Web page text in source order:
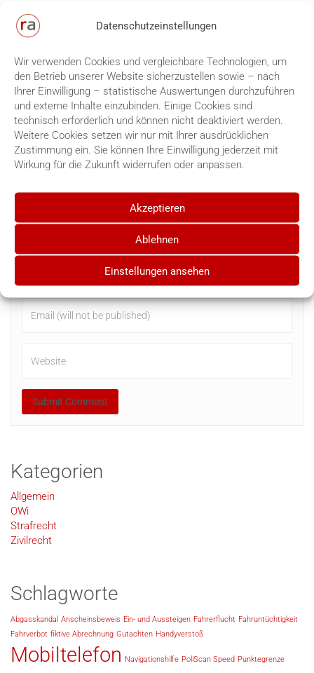
Datenschutzeinstellungen
Wir verwenden Cookies und vergleichbare Technologien, um
den Betrieb unserer Website sicherzustellen sowie – nach
Ihrer Einwilligung – statistische Auswertungen durchzuführen
und externe Inhalte einzubinden. Einige Cookies sind
technisch erforderlich und können nicht deaktiviert werden.
Weitere Cookies setzen wir nur mit Ihrer ausdrücklichen
Zustimmung ein. Sie können Ihre Einwilligung jederzeit mit
Wirkung für die Zukunft widerrufen oder anpassen.
Akzeptieren
Ablehnen
Einstellungen ansehen
Fahrerlaubnisinhabers verfügt, noch ein Verschulden dieser
Stellen bei der Datenübermittlung zurechnen lassen
21.15 -).
Schlagwörter:Punktegrenze,Punktestand
Schreibe einen Kommentar
Kategorien
Allgemein
OWi
Strafrecht
Zivilrecht
Schlagworte
Abgasskandal Anscheinsbeweis Ein- und Aussteigen Fahrerflucht Fahruntüchtigkeit
Fahrverbot fiktive Abrechnung Gutachten Handyverstoß
Mobiltelefon Navigationshilfe PoliScan Speed Punktegrenze